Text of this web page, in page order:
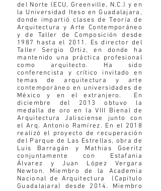
del Norte (ECU, Greenville, N.C.) y en
la Universidad Iteso en Guadalajara,
donde impartió clases de Teoría de
Arquitectura y Arte Contemporáneo
y de Taller de Composición desde
1987 hasta el 2011. Es director del
Taller Sergio Ortiz, en donde ha
mantenido una práctica profesional
como arquitecto. Ha sido
conferencista y crítico invitado en
temas de arquitectura y arte
contemporáneo en universidades de
México y en el extranjero. En
diciembre del 2013 obtuvo la
medalla de oro en la VIII Bienal de
Arquitectura Jalisciense junto con
el Arq. Antonio Ramírez. En el 2018
realizó el proyecto de recuperación
del Parque de Las Estrellas, obra de
Luis Barragán y Mathias Goeritz
conjuntamente con Estafania
Álvarez y Juan López Vergara
Newton. Miembro de la Academia
Nacional de Arquitectura (Capítulo
Guadalajara) desde 2014. Miembro